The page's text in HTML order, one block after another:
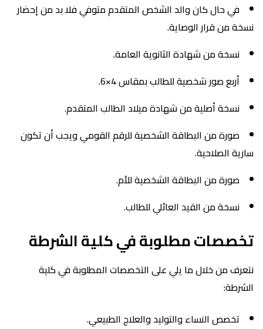
في حال كان والد الشخص المتقدم متوفي فلا بد من إحضار
نسخة من قرار الوصاية.
نسخة من شهادة الثانوية العامة.
أربع صور شخصية للطالب بمقاس 4×6.
نسخة أصلية من شهادة ميلاد الطالب المتقدم.
صورة من البطاقة الشخصية للرقم القومي ويجب أن تكون
سارية الصلاحية.
صورة من البطاقة الشخصية للأم.
نسخة من القيد العائلي للطالب.
تخصصات مطلوبة في كلية الشرطة
نتعرف من خلال ما يلي على التخصصات المطلوبة في كلية
الشرطة:
تخصص النساء والتوليد والعلاج الطبيعي.